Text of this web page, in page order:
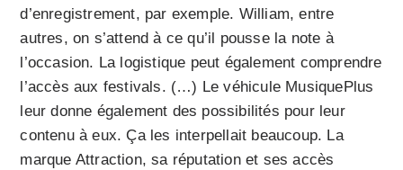
d’enregistrement, par exemple. William, entre
autres, on s’attend à ce qu’il pousse la note à
l’occasion. La logistique peut également comprendre
l’accès aux festivals. (…) Le véhicule MusiquePlus
leur donne également des possibilités pour leur
contenu à eux. Ça les interpellait beaucoup. La
marque Attraction, sa réputation et ses accès